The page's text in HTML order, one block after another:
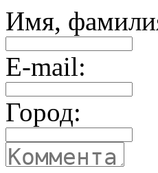
Имя,
E-mail:
Город: